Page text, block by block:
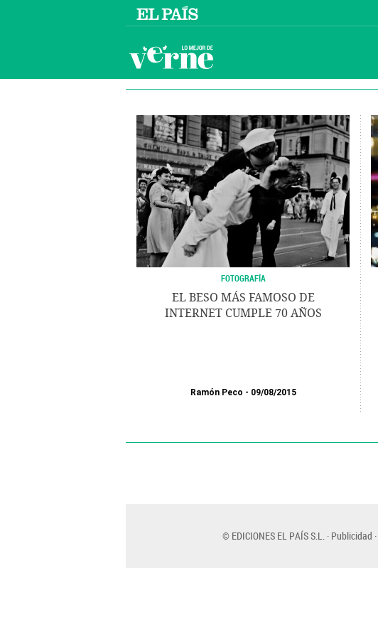
FOTOGRAFÍA
EL BESO MÁS FAMOSO DE
INTERNET CUMPLE 70 AÑOS
Ramón Peco 09/08/2015
© EDICIONES EL PAÍS S.L. Publicidad